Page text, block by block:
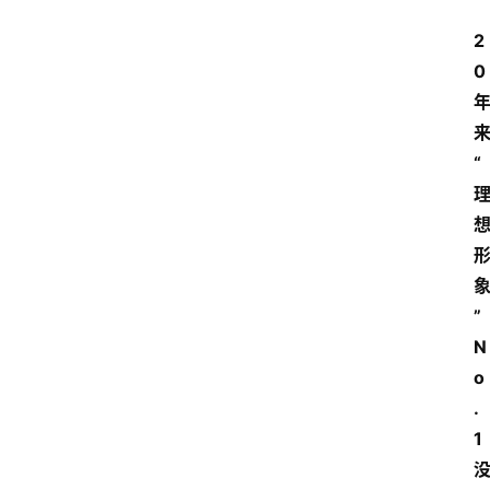
2
0
年
来
“
理
想
形
象
”
N
o
.
1
没